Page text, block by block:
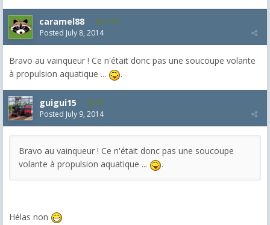
caramel88 1,291
Posted July 8, 2014
Bravo au vainqueur ! Ce n'était donc pas une soucoupe volante
à propulsion aquatique ...
.
guigui15 49
Posted July 9, 2014
Bravo au vainqueur ! Ce n'était donc pas une soucoupe
volante à propulsion aquatique ...
.
Hélas non